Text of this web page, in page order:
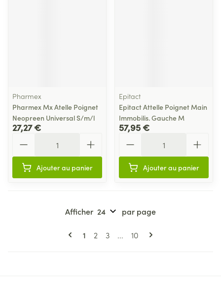
Pharmex
Pharmex Mx Atelle Poignet
Neopreen Universal S/m/l
27,27 €
Ajouter au panier
Epitact
Epitact Attelle Poignet Main
Immobilis. Gauche M
57,95 €
Ajouter au panier
Pages
Vous lisez actuellement la page
1 Page
2 Page
3 ... Page
10
Afficher par page